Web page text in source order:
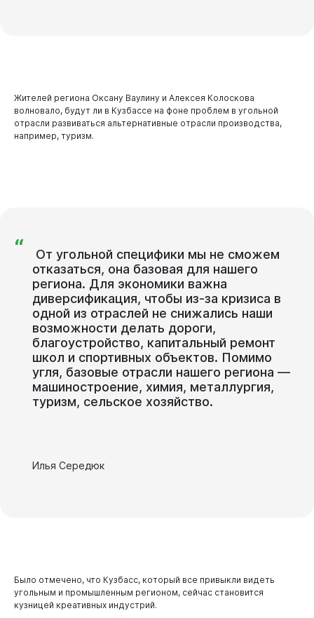
Бизнесу
Жителей региона Оксану Ваулину и Алексея Колоскова
волновало, будут ли в Кузбассе на фоне проблем в угольной
отрасли развиваться альтернативные отрасли производства,
например, туризм.
“ От угольной специфики мы не сможем
отказаться, она базовая для нашего
региона. Для экономики важна
диверсификация, чтобы из-за кризиса в
одной из отраслей не снижались наши
возможности делать дороги,
благоустройство, капитальный ремонт
школ и спортивных объектов. Помимо
угля, базовые отрасли нашего региона —
машиностроение, химия, металлургия,
туризм, сельское хозяйство.
Илья Середюк
Было отмечено, что Кузбасс, который все привыкли видеть
угольным и промышленным регионом, сейчас становится
кузницей креативных индустрий.